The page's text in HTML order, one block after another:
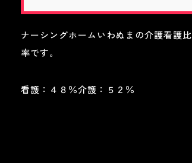
ナーシングホームいわぬまの介護看護比
率です。
看護：４８％介護：５２％